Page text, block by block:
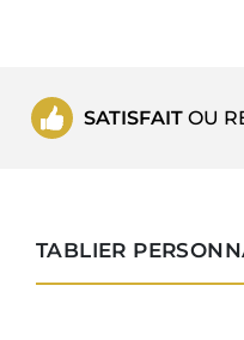
SATISFAITOU
TABLIER